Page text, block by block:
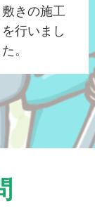
敷きの施工
を行いまし
た。